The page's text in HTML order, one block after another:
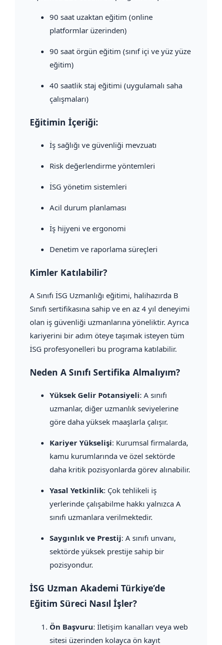
90 saat uzaktan eğitim (online
platformlar üzerinden)
90 saat örgün eğitim (sınıf içi ve yüz yüze
eğitim)
40 saatlik staj eğitimi (uygulamalı saha
çalışmaları)
Eğitimin İçeriği:
İş sağlığı ve güvenliği mevzuatı
Risk değerlendirme yöntemleri
İSG yönetim sistemleri
Acil durum planlaması
İş hijyeni ve ergonomi
Denetim ve raporlama süreçleri
Kimler Katılabilir?
A Sınıfı İSG Uzmanlığı eğitimi, halihazırda B
Sınıfı sertifikasına sahip ve en az 4 yıl deneyimi
olan iş güvenliği uzmanlarına yöneliktir. Ayrıca
kariyerini bir adım öteye taşımak isteyen tüm
İSG profesyonelleri bu programa katılabilir.
Neden A Sınıfı Sertifika Almalıyım?
Yüksek Gelir Potansiyeli: A sınıfı
uzmanlar, diğer uzmanlık seviyelerine
göre daha yüksek maaşlarla çalışır.
Kariyer Yükselişi: Kurumsal firmalarda,
kamu kurumlarında ve özel sektörde
daha kritik pozisyonlarda görev alınabilir.
Yasal Yetkinlik: Çok tehlikeli iş
yerlerinde çalışabilme hakkı yalnızca A
sınıfı uzmanlara verilmektedir.
Saygınlık ve Prestij: A sınıfı unvanı,
sektörde yüksek prestije sahip bir
pozisyondur.
İSG Uzman Akademi Türkiye’de
Eğitim Süreci Nasıl İşler?
Ön Başvuru: İletişim kanalları veya web
sitesi üzerinden kolayca ön kayıt